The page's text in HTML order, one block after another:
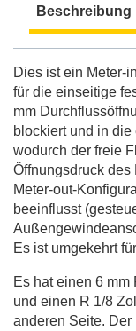
Beschreibung
Dies ist ein Meter-
für die einseitige
mm
blockiert und in
wodurch der freie
Öffnungsdruck
Meter-out-
beeinflusst
Es ist umgekehrt
Es hat einen 6
und einen R 1/8
anderen Seite.